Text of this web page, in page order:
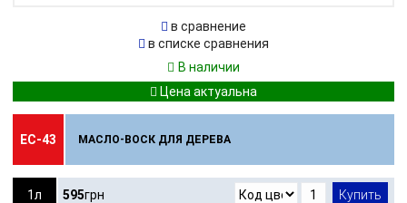
в сравнение
в списке сравнения
В наличии
ЕС-43 МАСЛО-ВОСК ДЛЯ ДЕРЕВА
1л 595грн
Купить